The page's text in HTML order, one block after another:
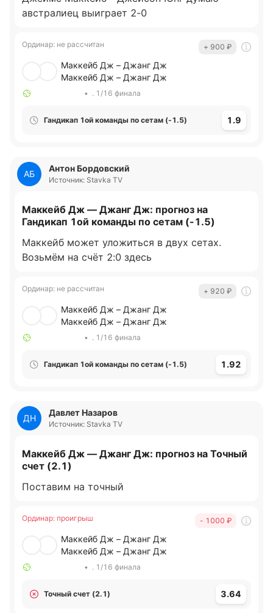
австралиец выиграет 2-0
Ординар: не рассчитан + 900 ₽
Маккейб Дж – Джанг Дж
Маккейб Дж – Джанг Дж
• . 1/16 финала
Гандикап 1ой команды по сетам (-1.5) 1.9
АБ
Антон Бордовский
Источник: Stavka TV
Маккейб Дж — Джанг Дж: прогноз на
Гандикап 1ой команды по сетам (-1.5)
Маккейб может уложиться в двух сетах.
Возьмём на счёт 2:0 здесь
Ординар: не рассчитан + 920 ₽
Маккейб Дж – Джанг Дж
Маккейб Дж – Джанг Дж
• . 1/16 финала
Гандикап 1ой команды по сетам (-1.5) 1.92
ДН
Давлет Назаров
Источник: Stavka TV
Маккейб Дж — Джанг Дж: прогноз на Точный
счет (2.1)
Поставим на точный
Ординар: проигрыш - 1000 ₽
Маккейб Дж – Джанг Дж
Маккейб Дж – Джанг Дж
• . 1/16 финала
Точный счет (2.1) 3.64